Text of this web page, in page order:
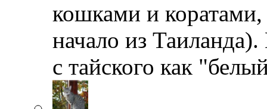
кошками и коратами,
начало из
с тайского как